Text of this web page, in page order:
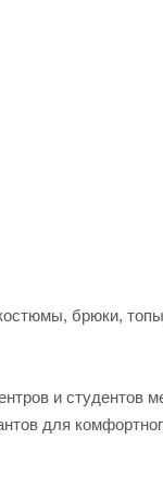
брюки,
и студентов
для